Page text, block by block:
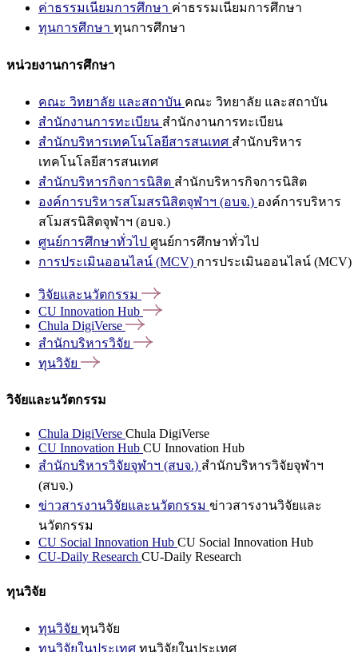
ค่าธรรมเนียมการศึกษา ค่าธรรมเนียมการศึกษา
ทุนการศึกษา ทุนการศึกษา
หน่วยงานการศึกษา
คณะ วิทยาลัย และสถาบัน คณะ วิทยาลัย และสถาบัน
สำนักงานการทะเบียน สำนักงานการทะเบียน
สำนักบริหารเทคโนโลยีสารสนเทศ สำนักบริหาร
เทคโนโลยีสารสนเทศ
สำนักบริหารกิจการนิสิต สำนักบริหารกิจการนิสิต
องค์การบริหารสโมสรนิสิตจุฬาฯ (อบจ.) องค์การบริหาร
สโมสรนิสิตจุฬาฯ (อบจ.)
ศูนย์การศึกษาทั่วไป ศูนย์การศึกษาทั่วไป
การประเมินออนไลน์ (MCV) การประเมินออนไลน์ (MCV)
วิจัยและนวัตกรรม
CU Innovation Hub
Chula DigiVerse
สำนักบริหารวิจัย
ทุนวิจัย
วิจัยและนวัตกรรม
Chula DigiVerse Chula DigiVerse
CU Innovation Hub CU Innovation Hub
สำนักบริหารวิจัยจุฬาฯ (สบจ.) สำนักบริหารวิจัยจุฬาฯ
(สบจ.)
ข่าวสารงานวิจัยและนวัตกรรม ข่าวสารงานวิจัยและ
นวัตกรรม
CU Social Innovation Hub CU Social Innovation Hub
CU-Daily Research CU-Daily Research
ทุนวิจัย
ทุนวิจัย ทุนวิจัย
ทุนวิจัยในประเทศ ทุนวิจัยในประเทศ